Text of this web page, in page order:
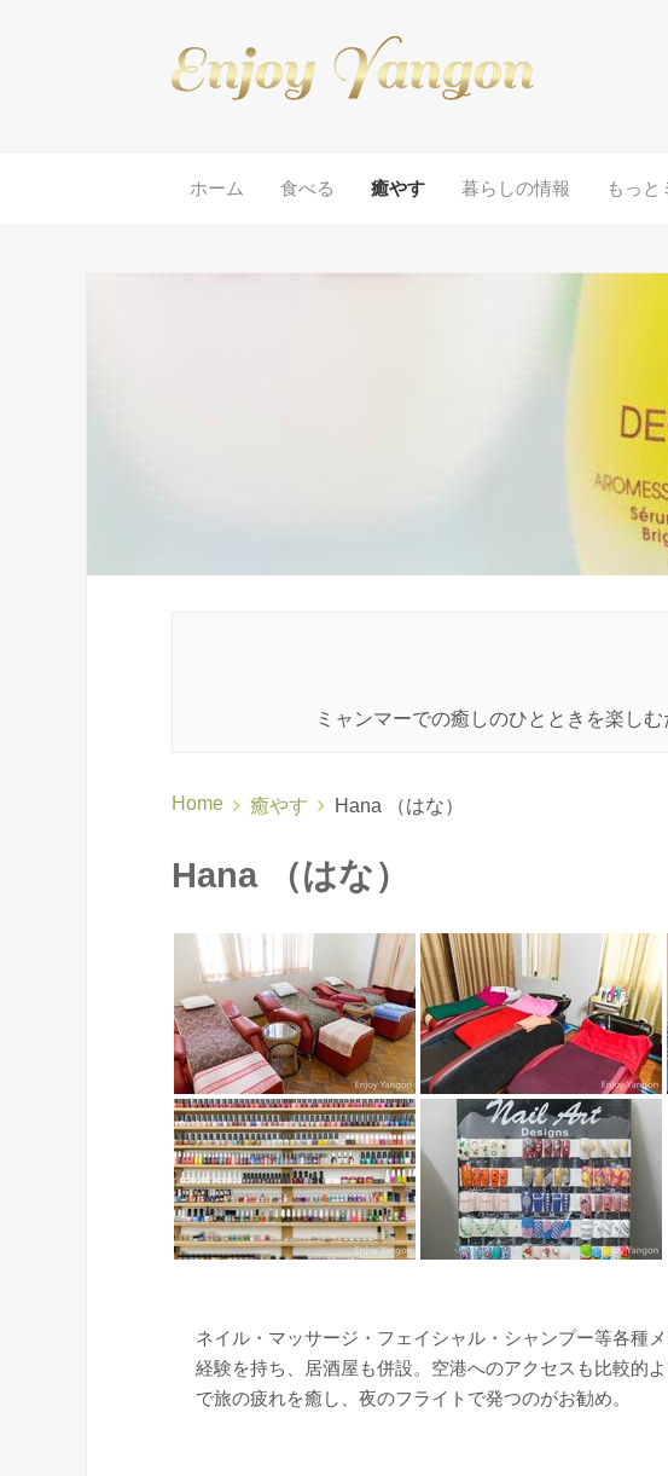
ホーム 食べる 癒やす 暮らしの情報 もっと
ミャンマーでの癒しのひとときを楽し
Home 癒やす Hana （はな）
Hana （はな）
ネイル・マッサージ・フェイシャル・シャンプー等各種
経験を持ち、居酒屋も併設。空港へのアクセスも比較的
で旅の疲れを癒し、夜のフライトで発つのがお勧め。